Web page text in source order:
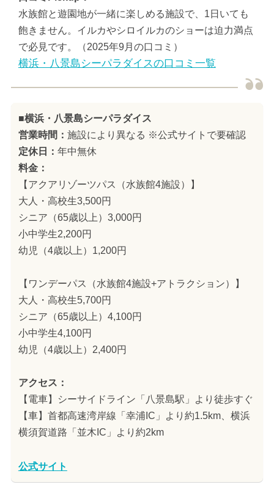
水族館と遊園地が一緒に楽しめる施設で、1日いても
飽きません。イルカやシロイルカのショーは迫力満点
で必見です。（2025年9月の口コミ）
横浜・八景島シーパラダイスの口コミ一覧
■横浜・八景島シーパラダイス
営業時間： 施設により異なる ※公式サイトで要確認
定休日： 年中無休
料金：
【アクアリゾーツパス（水族館4施設）】
大人・高校生3,500円
シニア（65歳以上）3,000円
小中学生2,200円
幼児（4歳以上）1,200円
【ワンデーパス（水族館4施設+アトラクション）】
大人・高校生5,700円
シニア（65歳以上）4,100円
小中学生4,100円
幼児（4歳以上）2,400円
アクセス：
【電車】シーサイドライン「八景島駅」より徒歩すぐ
【車】首都高速湾岸線「幸浦IC」より約1.5km、横浜
横須賀道路「並木IC」より約2km
公式サイト